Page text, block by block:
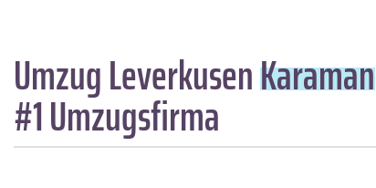
Umzug LeverkusenKaraman
#1 Umzugsfirma